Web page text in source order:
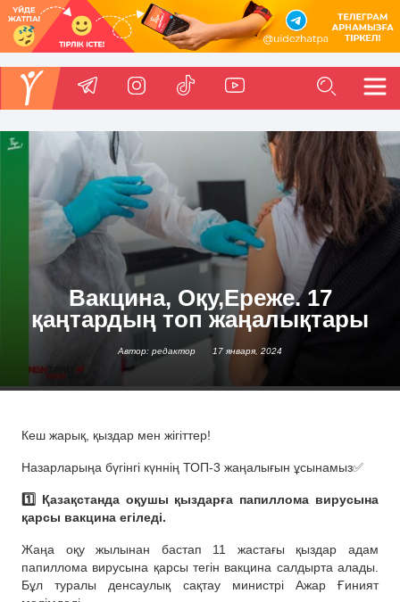
Вакцина, Оқу,Ереже. 17
қаңтардың топ жаңалықтары
Автор: редактор 17 января, 2024
Кеш жарық, қыздар мен жігіттер!
Назарларыңа бүгінгі күннің ТОП-3 жаңалығын ұсынамыз✅
1️⃣ Қазақстанда оқушы қыздарға папиллома вирусына
қарсы вакцина егіледі.
Жаңа оқу жылынан бастап 11 жастағы қыздар адам
папиллома вирусына қарсы тегін вакцина салдырта алады.
Бұл туралы денсаулық сақтау министрі Ажар Ғиният